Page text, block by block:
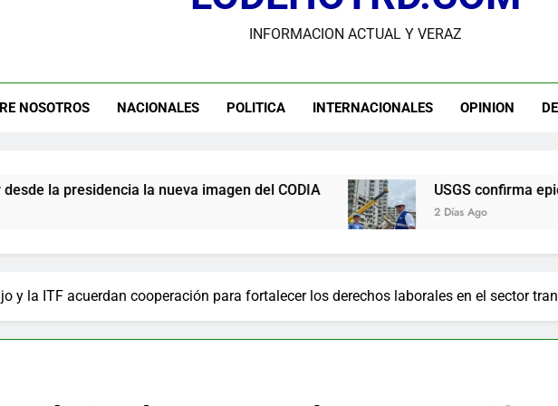
Candidato George Richardson ejerce su voto y promete fortalecer
Participación de Víctor Espinal en la
INFORMACION ACTUAL Y VERAZ
NOSOTROS NACIONALES POLITICA INTERNACIONALES OPINION
la nueva imagen del CODIA USGS confirma epicentro de
2 Días Ago
y la ITF acuerdan cooperación para fortalecer los derechos laborales en el sector